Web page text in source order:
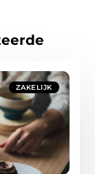
ZAKELIJK